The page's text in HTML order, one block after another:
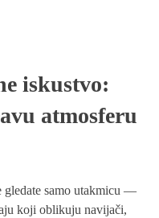
iskustvo:
atmosferu
gledate samo utakmicu —
koji oblikuju navijači,